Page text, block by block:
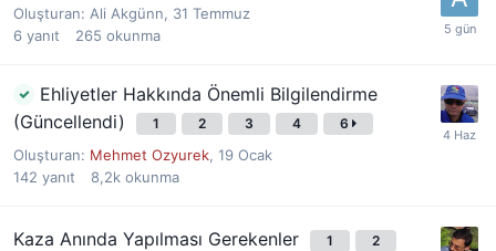
Oluşturan: Ali Akgünn, 31 Temmuz
6 yanıt 265 okunma
Ehliyetler Hakkında Önemli Bilgilendirme
(Güncellendi)
1 2 3 4 6
Oluşturan: Mehmet Ozyurek, 19 Ocak
142 yanıt 8,2k okunma
Kaza Anında Yapılması Gerekenler 1 2